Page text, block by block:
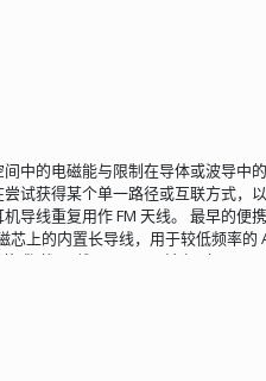
现了 CoAP Client 之间直接数据转发通
某个主题的条件订阅（类似触发器或
critical?above=42 当温度超过 42
140 × 1 Ω = 140 Ω，误差为 1％，属
电工委员会）制定，标准文件为
件规格的管理和选用，同时也为了使电
。电阻的标称阻值分为 E6、E12、
的 “E” 表示“指数间距”（
算公式如下：
取值范围为 0 ~ (n - 1)。所以，E24
再乘以 10 的 x 次方，就可以得到各种
中的电磁能与限制在导体或波导中
试获得某个单一路径或互联方式，
导线重复用作 FM 天线。 最早的便
芯上的内置长导线，用于较低频率的
鞭状”天线，用于 FM 波段（88 至 108
假定用户使用耳机或有线耳塞，则完
鞭状天线的技术，即简单地重复利用